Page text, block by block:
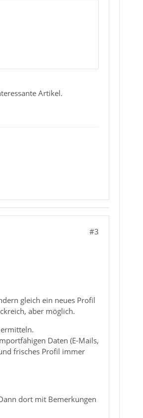
Artikel.
#3
gleich ein neues Profil
aber möglich.
Daten (E-Mails,
frisches Profil immer
dort mit Bemerkungen